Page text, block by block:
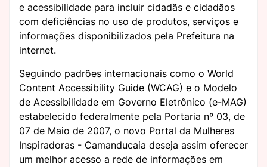
e acessibilidade para incluir cidadãs e cidadãos
com deficiências no uso de produtos, serviços e
informações disponibilizados pela Prefeitura na
internet.
Seguindo padrões internacionais como o World
Content Accessibility Guide (WCAG) e o Modelo
de Acessibilidade em Governo Eletrônico (e-MAG)
estabelecido federalmente pela Portaria nº 03, de
07 de Maio de 2007, o novo Portal da Mulheres
Inspiradoras - Camanducaia deseja assim oferecer
um melhor acesso a rede de informações em